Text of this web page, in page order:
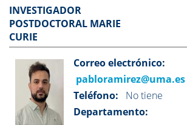
INVESTIGADOR
POSTDOCTORAL MARIE
CURIE
Correo electrónico:
pabloramirez@uma.es
Teléfono: No tiene
Departamento: